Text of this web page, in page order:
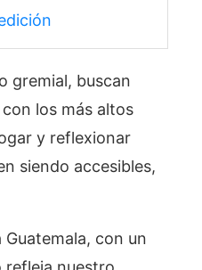
gremial, buscan
los más altos
y reflexionar
siendo accesibles,
con un